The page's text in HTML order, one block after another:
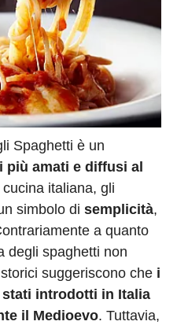
Spaghetti è un
amati e diffusi al
cucina italiana, gli
simbolo di semplicità,
a quanto
degli spaghetti non
suggeriscono che i
introdotti in Italia
il Medioevo. Tuttavia,